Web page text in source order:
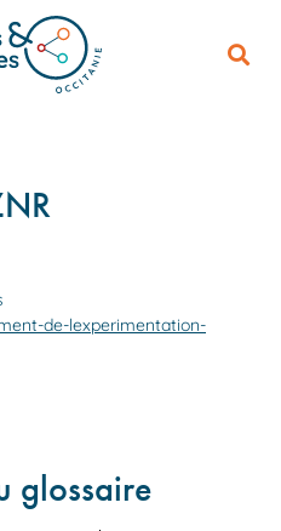
de-lexperimentation-
glossaire